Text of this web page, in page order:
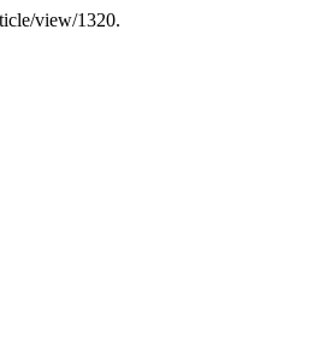
view/1320.